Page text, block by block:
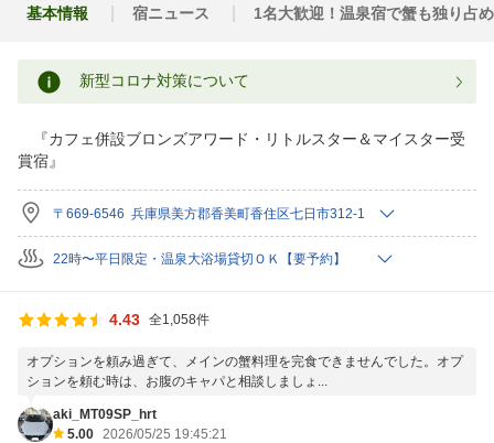
基本情報 宿ニュース 1名大歓迎！温泉宿で蟹も独り占
新型コロナ対策について
『カフェ併設ブロンズアワード・リトルスター＆マイスター受
賞宿』
〒669-6546 兵庫県美方郡香美町香住区七日市312-1
22時〜平日限定・温泉大浴場貸切ＯＫ【要予約】
4.43 全1,058件
オプションを頼み過ぎて、メインの蟹料理を完食できませんでした。オプ
ションを頼む時は、お腹のキャパと相談しましょ...
aki_MT09SP_hrt
5.00 2026/05/25 19:45:21